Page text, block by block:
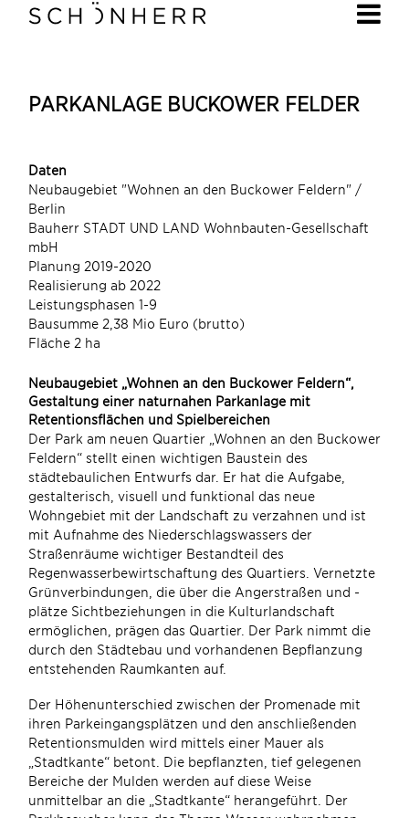
PARKANLAGE BUCKOWER FELDER
Daten
Neubaugebiet "Wohnen an den Buckower Feldern" /
Berlin
Bauherr STADT UND LAND Wohnbauten-Gesellschaft
mbH
Planung 2019-2020
Realisierung ab 2022
Leistungsphasen 1-9
Bausumme 2,38 Mio Euro (brutto)
Fläche 2 ha
Neubaugebiet „Wohnen an den Buckower Feldern“,
Gestaltung einer naturnahen Parkanlage mit
Retentionsflächen und Spielbereichen
Der Park am neuen Quartier „Wohnen an den Buckower
Feldern“ stellt einen wichtigen Baustein des
städtebaulichen Entwurfs dar. Er hat die Aufgabe,
gestalterisch, visuell und funktional das neue
Wohngebiet mit der Landschaft zu verzahnen und ist
mit Aufnahme des Niederschlagswassers der
Straßenräume wichtiger Bestandteil des
Regenwasserbewirtschaftung des Quartiers. Vernetzte
Grünverbindungen, die über die Angerstraßen und -
plätze Sichtbeziehungen in die Kulturlandschaft
ermöglichen, prägen das Quartier. Der Park nimmt die
durch den Städtebau und vorhandenen Bepflanzung
entstehenden Raumkanten auf.
Der Höhenunterschied zwischen der Promenade mit
ihren Parkeingangsplätzen und den anschließenden
Retentionsmulden wird mittels einer Mauer als
„Stadtkante“ betont. Die bepflanzten, tief gelegenen
Bereiche der Mulden werden auf diese Weise
unmittelbar an die „Stadtkante“ herangeführt. Der